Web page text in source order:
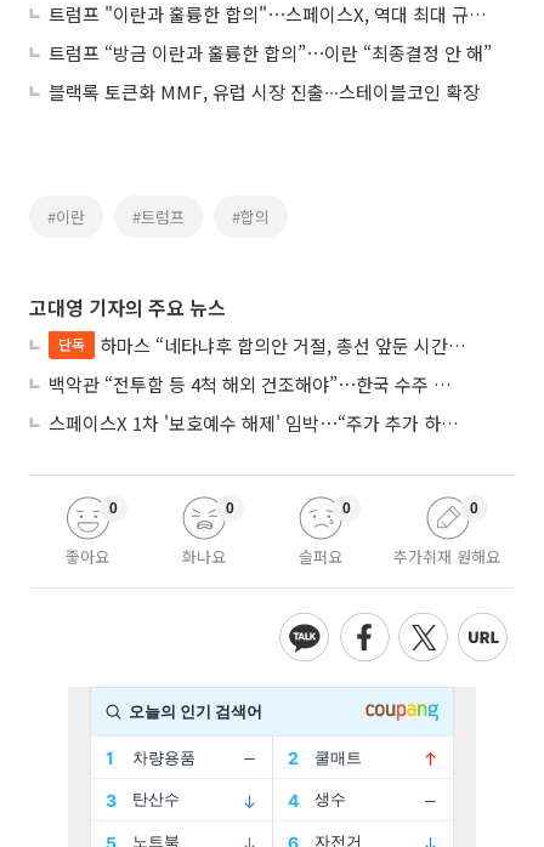
트럼프 "이란과 훌륭한 합의"⋯스페이스X, 역대 최대 규모 IPO 外
트럼프 “방금 이란과 훌륭한 합의”⋯이란 “최종결정 안 해”
블랙록 토큰화 MMF, 유럽 시장 진출∙∙∙스테이블코인 확장
#이란 #트럼프 #합의
고대영 기자의 주요 뉴스
단독
하마스 “네타냐후 합의안 거절, 총선 앞둔 시간 끌기”
백악관 “전투함 등 4척 해외 건조해야”⋯한국 수주 기대
스페이스X 1차 '보호예수 해제' 임박⋯“주가 추가 하락 가능성”
좋아요
0
화나요
0
슬퍼요
0
추가취재 원해요
0